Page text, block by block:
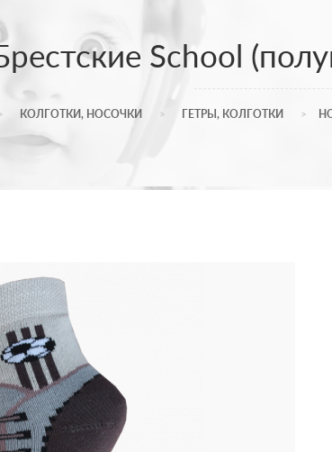
School
КОЛГОТКИ, НОСОЧКИ ГЕТРЫ, КОЛГОТКИ